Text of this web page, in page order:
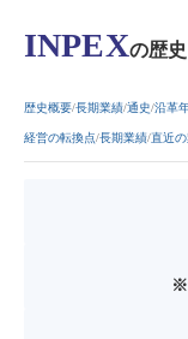
INPEXの歴史
歴史概要 長期業績 通史 沿革
経営の転換点 長期業績 直近
※